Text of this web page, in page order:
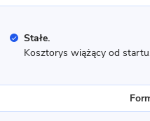
16 zdjęć
Dom
Stałe.
Kosztorys wiążący od